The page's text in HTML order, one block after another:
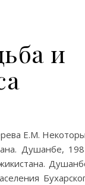
и
Е.М.
Душанбе,